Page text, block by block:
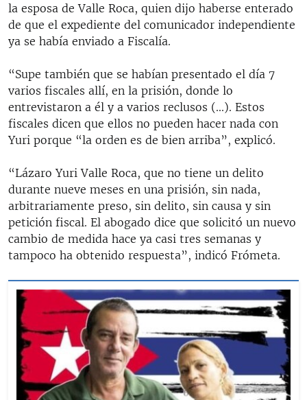
la esposa de Valle Roca, quien dijo haberse enterado
de que el expediente del comunicador independiente
ya se había enviado a Fiscalía.
“Supe también que se habían presentado el día 7
varios fiscales allí, en la prisión, donde lo
entrevistaron a él y a varios reclusos (...). Estos
fiscales dicen que ellos no pueden hacer nada con
Yuri porque “la orden es de bien arriba”, explicó.
“Lázaro Yuri Valle Roca, que no tiene un delito
durante nueve meses en una prisión, sin nada,
arbitrariamente preso, sin delito, sin causa y sin
petición fiscal. El abogado dice que solicitó un nuevo
cambio de medida hace ya casi tres semanas y
tampoco ha obtenido respuesta”, indicó Frómeta.